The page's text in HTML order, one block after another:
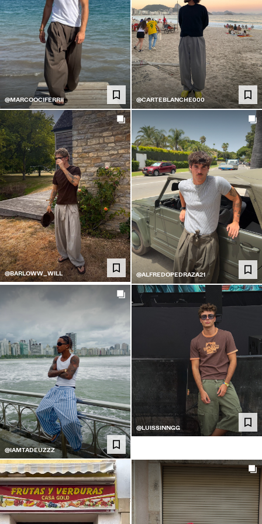
@MARCOOCIFERRII @CARTEBLANCHE000
@BARLOWW_WILL @ALFREDOPEDRAZA21
@IAMTADEUZZZ
@LUISSINNGG